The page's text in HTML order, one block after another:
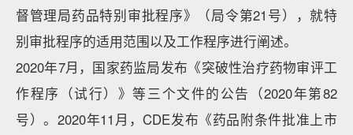
督管理局药品特别审批程序》（局令第21号），就特
别审批程序的适用范围以及工作程序进行阐述。
2020年7月，国家药监局发布《突破性治疗药物审评工
作程序（试行）》等三个文件的公告（2020年第82
号）。2020年11月，CDE发布《药品附条件批准上市